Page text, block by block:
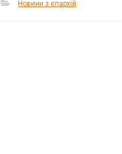
Новини з єпархій